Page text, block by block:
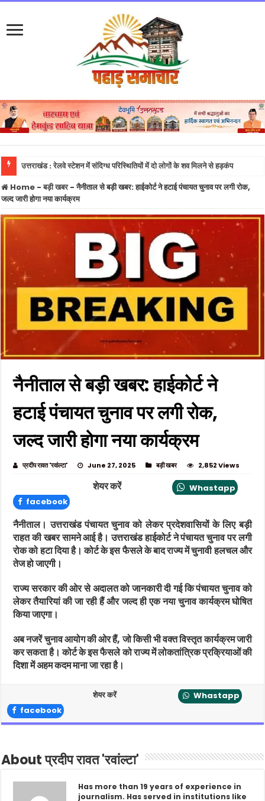
उत्तराखंड : रेलवे स्टेशन में संदिग्ध परिस्थितियों में दो लोगों के शव मिलने से हड़कंप
Home - बड़ी खबर- नैनीताल से बड़ी खबर: हाईकोर्ट ने हटाई पंचायत चुनाव पर लगी रोक,
जल्द जारी होगा नया कार्यक्रम
नैनीताल से बड़ी खबर: हाईकोर्ट ने
हटाई पंचायत चुनाव पर लगी रोक,
जल्द जारी होगा नया कार्यक्रम
प्रदीप रावत 'रवांल्टा' June 27, 2025 बड़ी खबर 2,852 Views
शेयर करें
Whastapp
facebook
नैनीताल। उत्तराखंड पंचायत चुनाव को लेकर प्रदेशवासियों के लिए बड़ी
राहत की खबर सामने आई है। उत्तराखंड हाईकोर्ट ने पंचायत चुनाव पर लगी
रोक को हटा दिया है। कोर्ट के इस फैसले के बाद राज्य में चुनावी हलचल और
तेज हो जाएगी।
राज्य सरकार की ओर से अदालत को जानकारी दी गई कि पंचायत चुनाव को
लेकर तैयारियां की जा रही हैं और जल्द ही एक नया चुनाव कार्यक्रम घोषित
किया जाएगा।
अब नजरें चुनाव आयोग की ओर हैं, जो किसी भी वक्त विस्तृत कार्यक्रम जारी
कर सकता है। कोर्ट के इस फैसले को राज्य में लोकतांत्रिक प्रक्रियाओं की
दिशा में अहम कदम माना जा रहा है।
शेयर करें
Whastapp
facebook
About प्रदीप रावत 'रवांल्टा'
Has more than 19 years of experience in
journalism. Has served in institutions like